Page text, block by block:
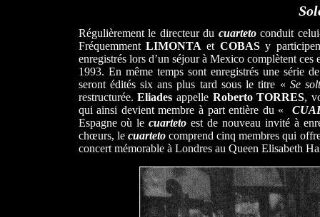
Régulièrement le directeur du cuartetoconduit
Fréquemment LIMONTA et COBASy
enregistrés lors d’un séjour à Mexico complètent
1993. En même temps sont enregistrés une série
seront édités six ans plus tard sous le titre « Se
restructurée.Eliades appelle Roberto TORRES,
qui ainsi devient membre à part entière du «
Espagne où lecuarteto est de nouveau invité à
chœurs, le cuartetocomprend cinq membres qui
concert mémorable à Londres au Queen Elisabeth